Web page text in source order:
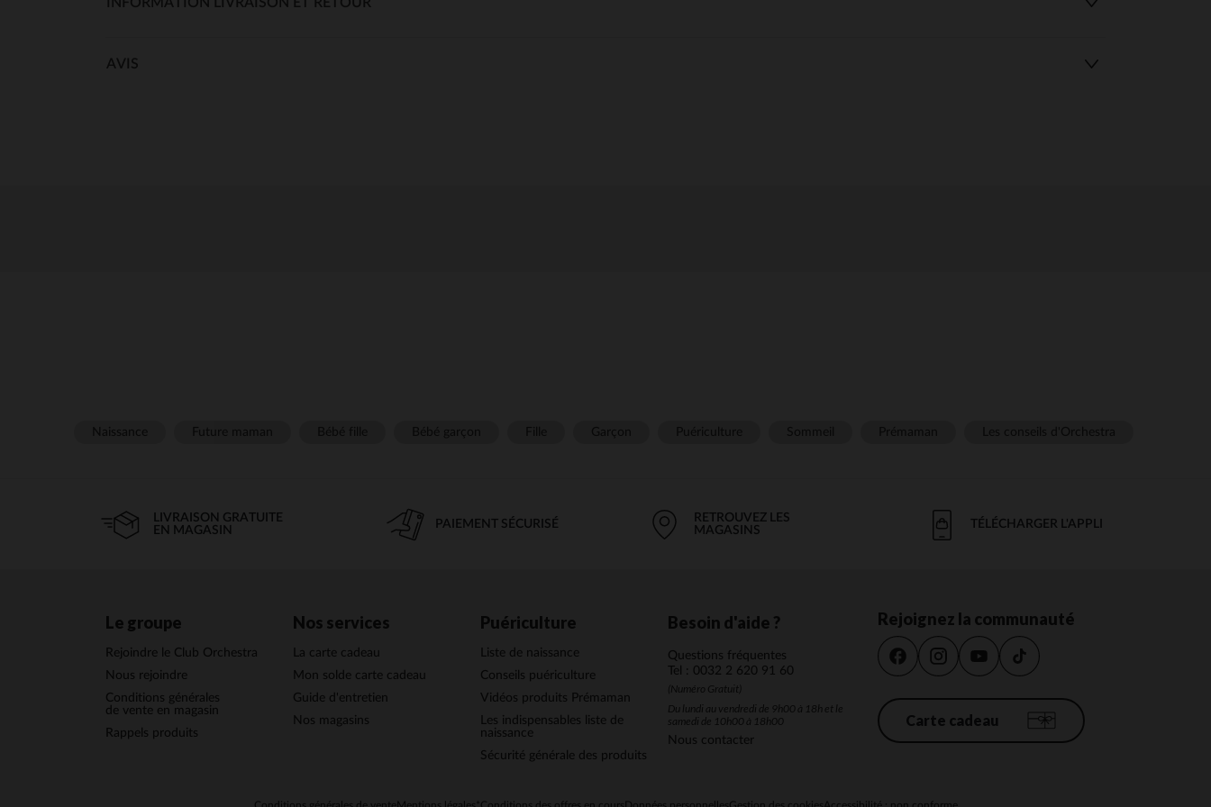
AVIS
LIVRAISON GRATUITE
EN MAGASIN
PAIEMENT SÉCURISÉ
RETROUVEZ LES
MAGASINS
TÉLÉCHARGER L'APPLI
Le groupe
Rejoindre le Club Orchestra
Nous rejoindre
Conditions générales
de vente en magasin
Rappels produits
Nos services
La carte cadeau
Mon solde carte cadeau
Guide d'entretien
Nos magasins
Puériculture
Liste de naissance
Conseils puériculture
Vidéos produits Prémaman
Les indispensables liste de
naissance
Sécurité générale des produits
Besoin d'aide ?
Questions fréquentes
Tel : 0032 2 620 91 60
(Numéro Gratuit)
Du lundi au vendredi de 9h00 à 18h et le
samedi de 10h00 à 18h00
Nous contacter
Rejoignez la communauté
Carte cadeau